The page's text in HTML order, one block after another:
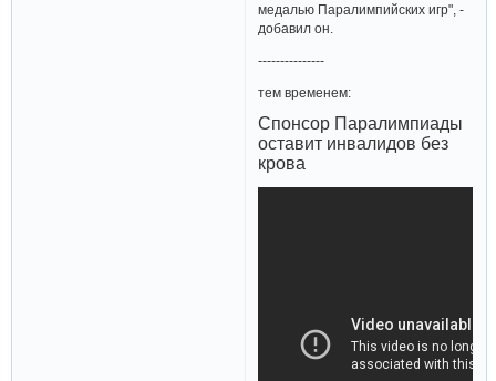
медалью Паралимпийских игр", -
добавил он.
---------------
тем временем:
Спонсор Паралимпиады
оставит инвалидов без
крова